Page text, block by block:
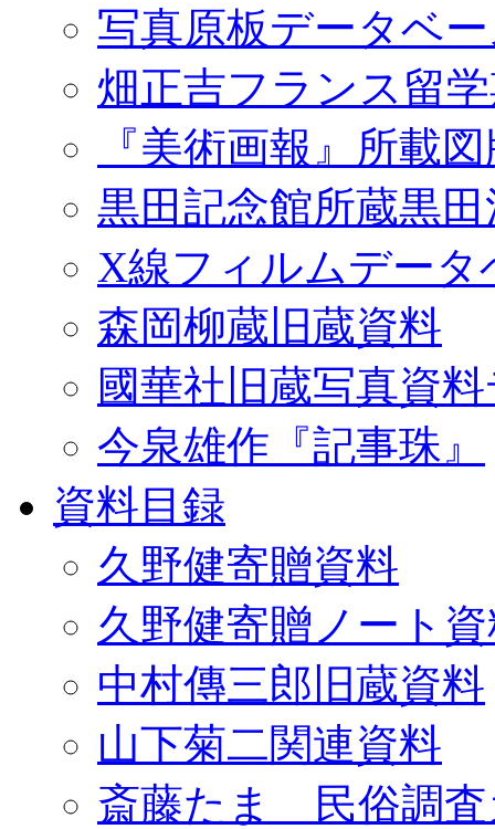
写真原板データベ
畑正吉フランス留
『美術画報』所載
黒田記念館所蔵黒
X線フィルムデータ
森岡柳蔵旧蔵資料
國華社旧蔵写真資
今泉雄作『記事珠』
資料目録
久野健寄贈資料
久野健寄贈ノート
中村傳三郎旧蔵資料
山下菊二関連資料
斎藤たま 民俗調査